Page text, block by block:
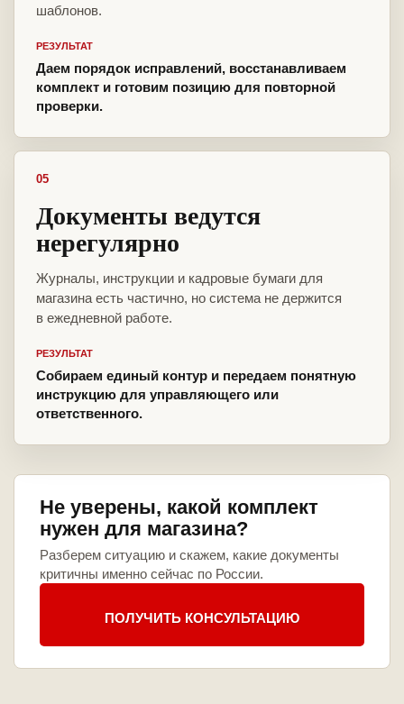
шаблонов.
РЕЗУЛЬТАТ
Даем порядок исправлений, восстанавливаем
комплект и готовим позицию для повторной
проверки.
05
Документы ведутся
нерегулярно
Журналы, инструкции и кадровые бумаги для
магазина есть частично, но система не держится
в ежедневной работе.
РЕЗУЛЬТАТ
Собираем единый контур и передаем понятную
инструкцию для управляющего или
ответственного.
Не уверены, какой комплект
нужен для магазина?
Разберем ситуацию и скажем, какие документы
критичны именно сейчас по России.
ПОЛУЧИТЬ КОНСУЛЬТАЦИЮ